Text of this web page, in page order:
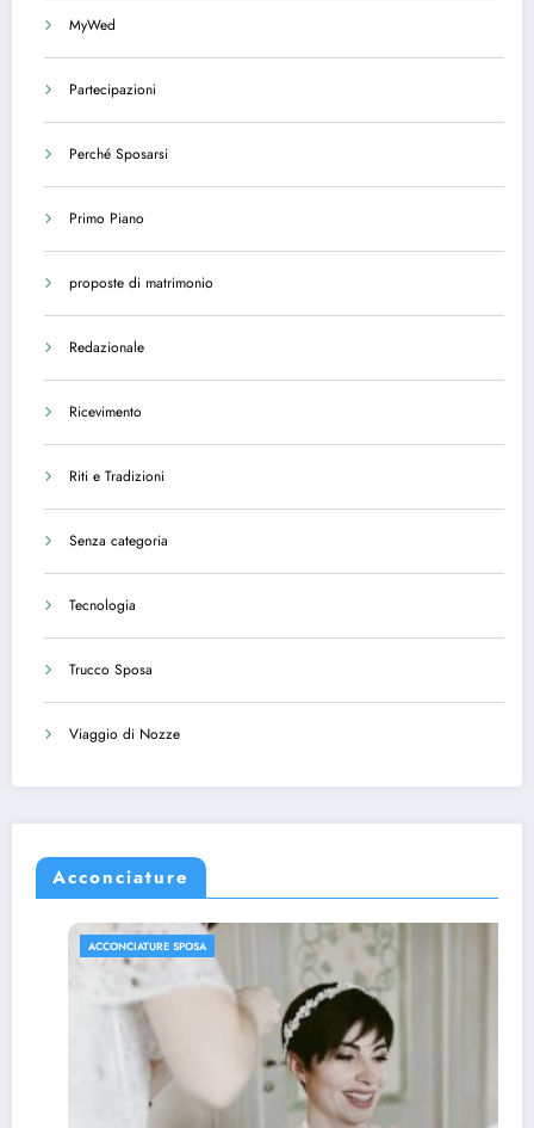
MyWed
Partecipazioni
Perché Sposarsi
Primo Piano
proposte di matrimonio
Redazionale
Ricevimento
Riti e Tradizioni
Senza categoria
Tecnologia
Trucco Sposa
Viaggio di Nozze
Acconciature
ACCONCIATURE SPOSA